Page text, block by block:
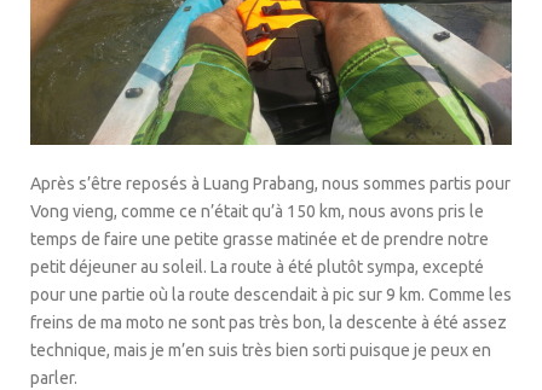
Après s’être reposés à Luang Prabang, nous sommes partis pour
Vong vieng, comme ce n’était qu’à 150 km, nous avons pris le
temps de faire une petite grasse matinée et de prendre notre
petit déjeuner au soleil. La route à été plutôt sympa, excepté
pour une partie où la route descendait à pic sur 9 km. Comme les
freins de ma moto ne sont pas très bon, la descente à été assez
technique, mais je m’en suis très bien sorti puisque je peux en
parler.